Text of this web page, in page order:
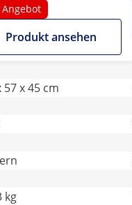
Angebot
Produkt ansehen
57 x 45 cm
kg